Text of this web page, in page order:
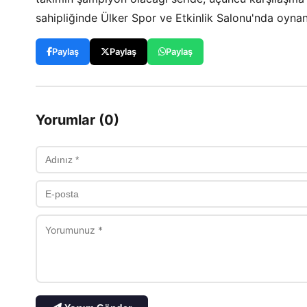
sahipliğinde Ülker Spor ve Etkinlik Salonu'nda
Paylaş Paylaş Paylaş
Yorumlar (0)